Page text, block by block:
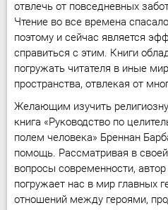
отвлечь от повседневных
Чтение во все времена
поэтому и сейчас является
справиться с этим. Книги
погружать читателя в иные
пространства, отвлекая от
Желающим изучить
книга «Руководство по
полем человека» Бреннан
помощь. Рассматривая в
вопросы современности,
погружает нас в мир главных
отношений между героями,